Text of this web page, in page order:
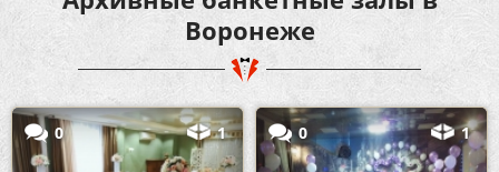
Воронеже
0 1 0 1